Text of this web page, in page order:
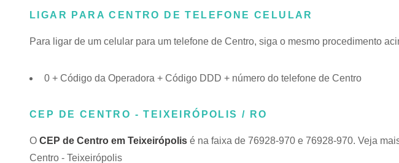
LIGAR PARA CENTRO DE TELEFONE CELULAR
Para ligar de um celular para um telefone de Centro, siga o mesmo procedimento
0 + Código da Operadora + Código DDD + número do telefone de Centro
CEP DE CENTRO - TEIXEIRÓPOLIS / RO
O CEP de Centro em Teixeirópolis é na faixa de 76928-970 e 76928-970. Veja
Centro - Teixeirópolis